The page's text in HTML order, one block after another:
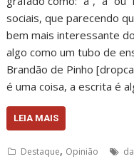
sociais, que parecendo
bem mais interessante
algo como um tubo de
Brandão de Pinho
é uma coisa, a escrita é
LEIA MAIS
Destaque, Opinião